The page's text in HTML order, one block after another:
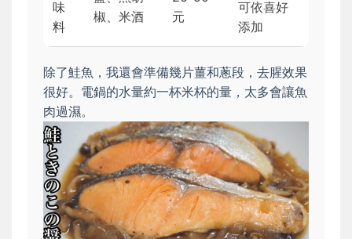
味
料
椒、米酒
元
可依喜好
添加
除了鮭魚，我還會準備幾片薑和蔥段，去腥效果
很好。電鍋的水量約一杯米杯的量，太多會讓魚
肉過濕。